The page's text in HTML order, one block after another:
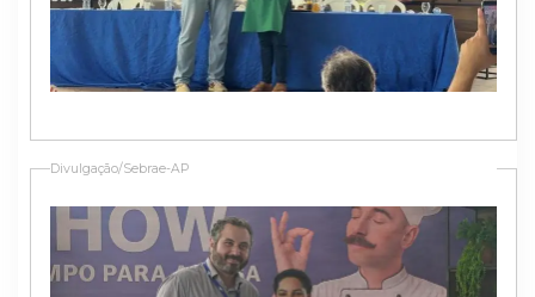
Divulgação/Sebrae-AP